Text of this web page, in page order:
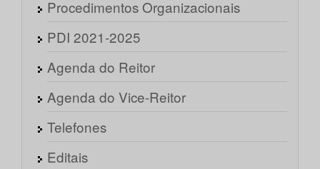
Procedimentos Organizacionais
PDI 2021-2025
Agenda do Reitor
Agenda do Vice-Reitor
Telefones
Editais